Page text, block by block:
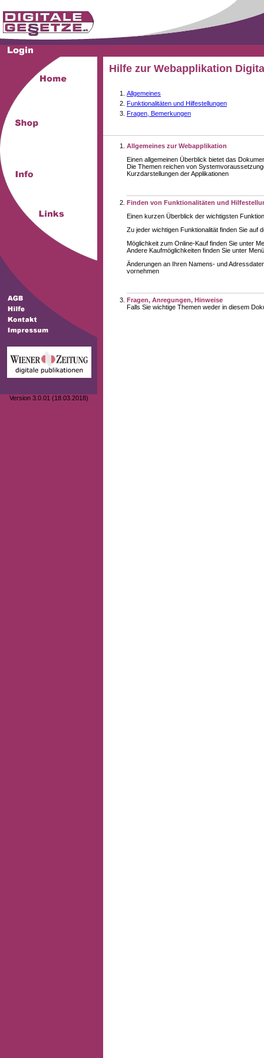
Version 3.0.01 (18.03.2018)
Hilfe zur Webapplikation
Allgemeines
Funktionalitäten und Hilfestellungen
Fragen, Bemerkungen
Allgemeines zur Webapplikation
Einen allgemeinen Überblick bietet das
Die Themen reichen von
Kurzdarstellungen der Applikationen
Finden von Funktionalitäten und
Einen kurzen Überblick der wichtigsten
Zu jeder wichtigen Funktionalität finden Sie auf
Möglichkeit zum Online-Kauf finden Sie unter
Andere Kaufmöglichkeiten finden Sie unter
Änderungen an Ihren Namens- und
vornehmen
Fragen, Anregungen, Hinweise
Falls Sie wichtige Themen weder in diesem